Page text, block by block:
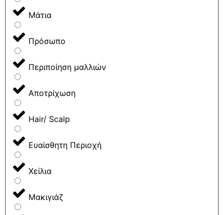
Μάτια
Πρόσωπο
Περιποίηση μαλλιών
Αποτρίχωση
Hair/ Scalp
Ευαίσθητη Περιοχή
Χείλια
Μακιγιάζ